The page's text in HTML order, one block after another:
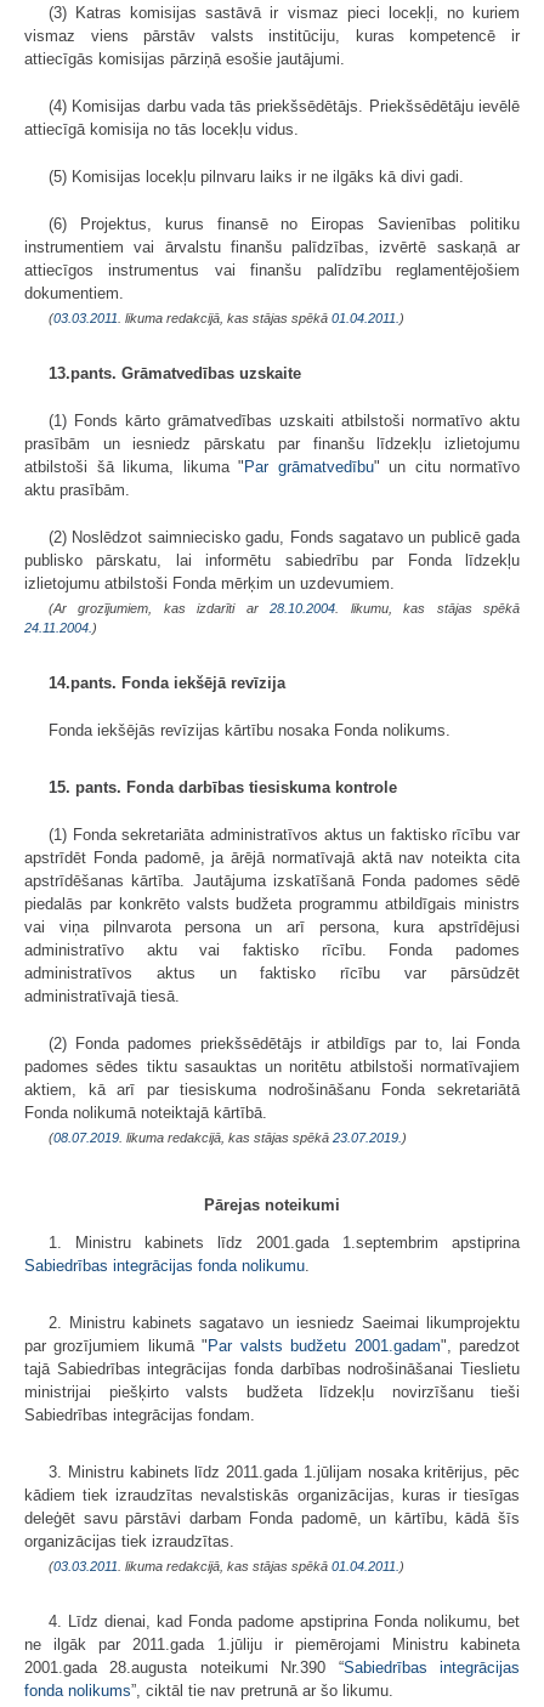
(3) Katras komisijas sastāvā ir vismaz pieci locekļi, no kuriem
vismaz viens pārstāv valsts institūciju, kuras kompetencē ir
attiecīgās komisijas pārziņā esošie jautājumi.
(4) Komisijas darbu vada tās priekšsēdētājs. Priekšsēdētāju ievēlē
attiecīgā komisija no tās locekļu vidus.
(5) Komisijas locekļu pilnvaru laiks ir ne ilgāks kā divi gadi.
(6) Projektus, kurus finansē no Eiropas Savienības politiku
instrumentiem vai ārvalstu finanšu palīdzības, izvērtē saskaņā ar
attiecīgos instrumentus vai finanšu palīdzību reglamentējošiem
dokumentiem.
(03.03.2011 . likuma redakcijā, kas stājas spēkā 01.04.2011. )
13.pants. Grāmatvedības uzskaite
(1) Fonds kārto grāmatvedības uzskaiti atbilstoši normatīvo aktu
prasībām un iesniedz pārskatu par finanšu līdzekļu izlietojumu
atbilstoši šā likuma, likuma " Par grāmatvedību" un citu normatīvo
aktu prasībām.
(2) Noslēdzot saimniecisko gadu, Fonds sagatavo un publicē gada
publisko pārskatu, lai informētu sabiedrību par Fonda līdzekļu
izlietojumu atbilstoši Fonda mērķim un uzdevumiem.
(Ar grozījumiem, kas izdarīti ar28.10.2004 . likumu, kas stājas spēkā
24.11.2004. )
14.pants. Fonda iekšējā revīzija
Fonda iekšējās revīzijas kārtību nosaka Fonda nolikums.
15. pants. Fonda darbības tiesiskuma kontrole
(1) Fonda sekretariāta administratīvos aktus un faktisko rīcību var
apstrīdēt Fonda padomē, ja ārējā normatīvajā aktā nav noteikta cita
apstrīdēšanas kārtība. Jautājuma izskatīšanā Fonda padomes sēdē
piedalās par konkrēto valsts budžeta programmu atbildīgais ministrs
vai viņa pilnvarota persona un arī persona, kura apstrīdējusi
administratīvo aktu vai faktisko rīcību. Fonda padomes
administratīvos aktus un faktisko rīcību var pārsūdzēt
administratīvajā tiesā.
(2) Fonda padomes priekšsēdētājs ir atbildīgs par to, lai Fonda
padomes sēdes tiktu sasauktas un noritētu atbilstoši normatīvajiem
aktiem, kā arī par tiesiskuma nodrošināšanu Fonda sekretariātā
Fonda nolikumā noteiktajā kārtībā.
(08.07.2019 . likuma redakcijā, kas stājas spēkā 23.07.2019. )
Pārejas noteikumi
1. Ministru kabinets līdz 2001.gada 1.septembrim apstiprina
Sabiedrības integrācijas fonda nolikumu.
2. Ministru kabinets sagatavo un iesniedz Saeimai likumprojektu
par grozījumiem likumā " Par valsts budžetu 2001.gadam", paredzot
tajā Sabiedrības integrācijas fonda darbības nodrošināšanai Tieslietu
ministrijai piešķirto valsts budžeta līdzekļu novirzīšanu tieši
Sabiedrības integrācijas fondam.
3. Ministru kabinets līdz 2011.gada 1.jūlijam nosaka kritērijus, pēc
kādiem tiek izraudzītas nevalstiskās organizācijas, kuras ir tiesīgas
deleģēt savu pārstāvi darbam Fonda padomē, un kārtību, kādā šīs
organizācijas tiek izraudzītas.
(03.03.2011. likuma redakcijā, kas stājas spēkā 01.04.2011.)
4. Līdz dienai, kad Fonda padome apstiprina Fonda nolikumu, bet
ne ilgāk par 2011.gada 1.jūliju ir piemērojami Ministru kabineta
2001.gada 28.augusta noteikumi Nr.390 “Sabiedrības integrācijas
fonda nolikums”, ciktāl tie nav pretrunā ar šo likumu.